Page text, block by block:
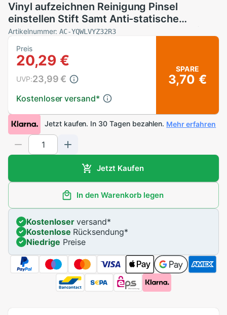
Vinyl aufzeichnen Reinigung Pinsel
einstellen Stift Samt Anti-statische
Reiniger Bausatz 2 in 1 Elektrische Musical
Instrument
Artikelnummer:AC-YQWLVYZ32R3
Preis
20,29 €
Kostenloser versand*
UVP:23,99 €
SPARE
3,70 €
Jetzt kaufen. In 30 Tagen bezahlen. Mehr erfahren
Jetzt Kaufen
In den Warenkorb legen
Kostenloserversand*
Kostenlose Rücksendung*
Niedrige Preise